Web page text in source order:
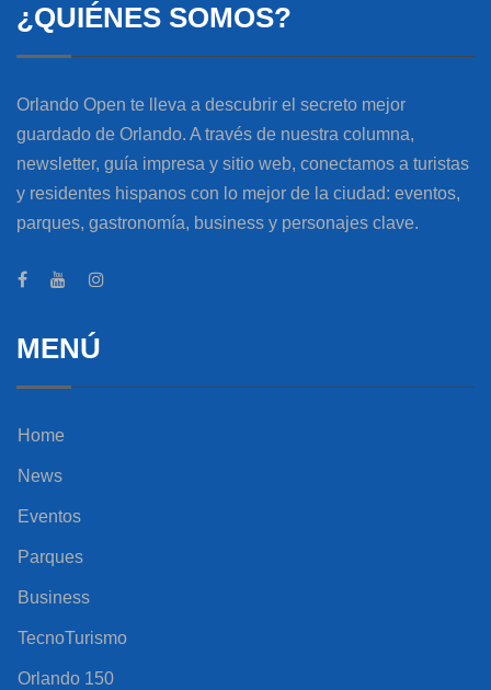
¿QUIÉNES SOMOS?
Orlando Open te lleva a descubrir el secreto mejor
guardado de Orlando. A través de nuestra columna,
newsletter, guía impresa y sitio web, conectamos a turistas
y residentes hispanos con lo mejor de la ciudad: eventos,
parques, gastronomía, business y personajes clave.
MENÚ
Home
News
Eventos
Parques
Business
TecnoTurismo
Orlando 150